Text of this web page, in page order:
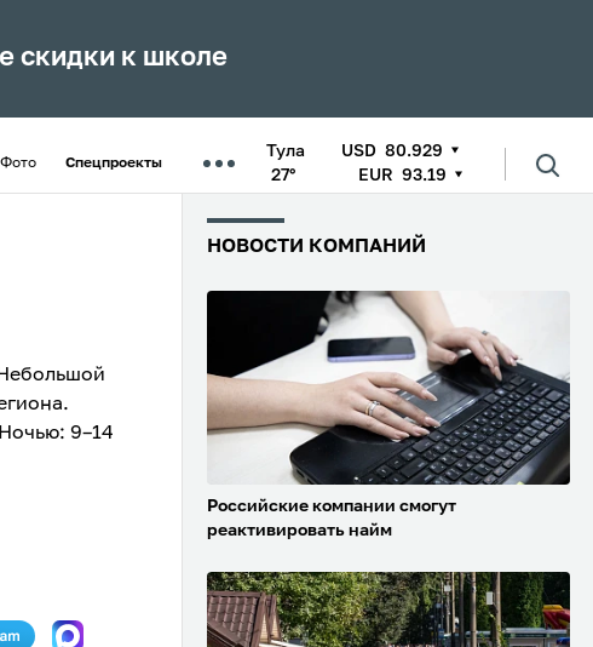
скидки к школе
Фото Спецпроекты
Тула
27°
USD 80.929
EUR 93.19
9–14
НОВОСТИ КОМПАНИЙ
Российские компании смогут
реактивировать найм